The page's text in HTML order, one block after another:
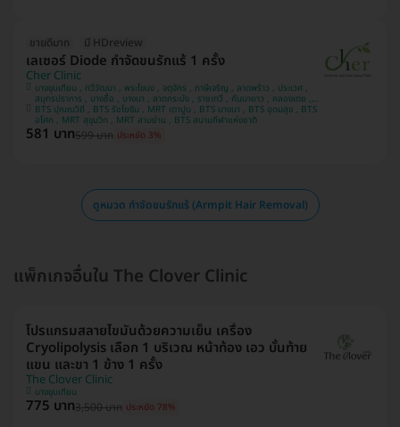
ขายดีมาก มี HDreview
เลเซอร์ Diode กำจัดขนรักแร้ 1 ครั้ง
Cher Clinic
บางขุนเทียน , ทวีวัฒนา , พระโขนง , จตุจักร , ภาษีเจริญ , ลาดพร้าว , ประเวศ ,
สมุทรปราการ , บางซื่อ , บางนา , ลาดกระบัง , ราชเทวี , คันนายาว , คลองเตย ,
บางแค , ปทุมวัน
BTS ปุณณวิถี , BTS รัชโยธิน , MRT เตาปูน , BTS บางนา , BTS อุดมสุข , BTS
อโศก , MRT สุขุมวิท , MRT สามย่าน , BTS สนามกีฬาแห่งชาติ
581 บาท599 บาท ประหยัด 3%
ดูหมวด กำจัดขนรักแร้ (Armpit Hair Removal)
แพ็กเกจอื่นใน The Clover Clinic
โปรแกรมสลายไขมันด้วยความเย็น เครื่อง
Cryolipolysis เลือก 1 บริเวณ หน้าท้อง เอว บั้นท้าย
แขน และขา 1 ข้าง 1 ครั้ง
The Clover Clinic
บางขุนเทียน
775 บาท3,500 บาท ประหยัด 78%